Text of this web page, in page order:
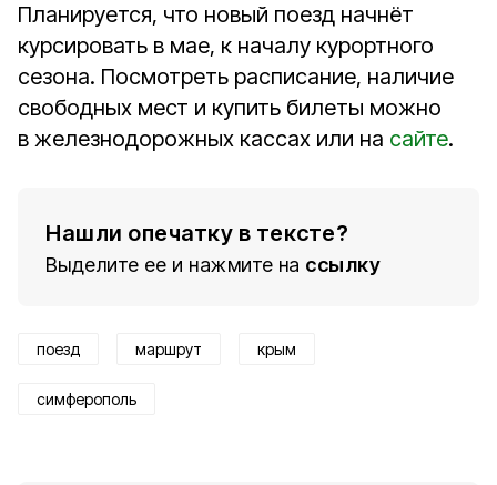
Планируется, что новый поезд начнёт
курсировать в мае, к началу курортного
сезона. Посмотреть расписание, наличие
свободных мест и купить билеты можно
в железнодорожных кассах или на сайте.
Нашли опечатку в тексте?
Выделите ее и нажмите на ссылку
поезд маршрут крым
симферополь